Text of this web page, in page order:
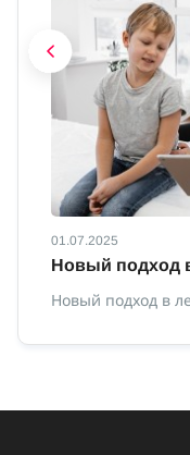
01.07.2025
Новый подход
Новый подход в